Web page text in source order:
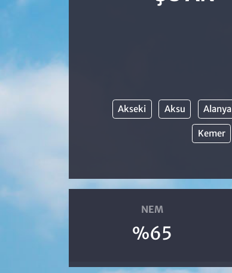
Akseki Aksu Alanya
Kemer
NEM
%65